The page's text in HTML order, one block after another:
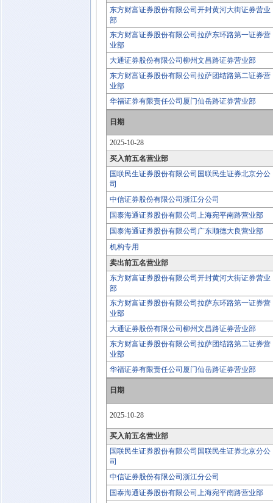
东方财富证券股份有限公司开封黄河大街证券营业
部
东方财富证券股份有限公司拉萨东环路第一证券营
业部
大通证券股份有限公司柳州文昌路证券营业部
东方财富证券股份有限公司拉萨团结路第二证券营
业部
华福证券有限责任公司厦门仙岳路证券营业部
日期
2025-10-28
买入前五名营业部
国联民生证券股份有限公司国联民生证券北京分公
司
中信证券股份有限公司浙江分公司
国泰海通证券股份有限公司上海宛平南路营业部
国泰海通证券股份有限公司广东顺德大良营业部
机构专用
卖出前五名营业部
东方财富证券股份有限公司开封黄河大街证券营业
部
东方财富证券股份有限公司拉萨东环路第一证券营
业部
大通证券股份有限公司柳州文昌路证券营业部
东方财富证券股份有限公司拉萨团结路第二证券营
业部
华福证券有限责任公司厦门仙岳路证券营业部
日期
2025-10-28
买入前五名营业部
国联民生证券股份有限公司国联民生证券北京分公
司
中信证券股份有限公司浙江分公司
国泰海通证券股份有限公司上海宛平南路营业部